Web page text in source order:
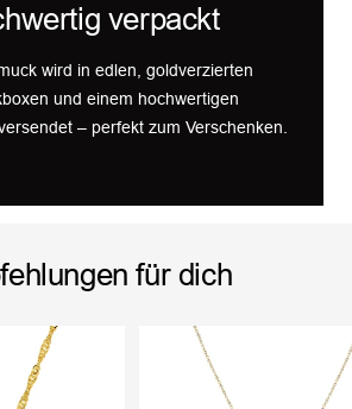
verpackt
wird in edlen, goldverzierten
und einem hochwertigen
– perfekt zum Verschenken.
für dich